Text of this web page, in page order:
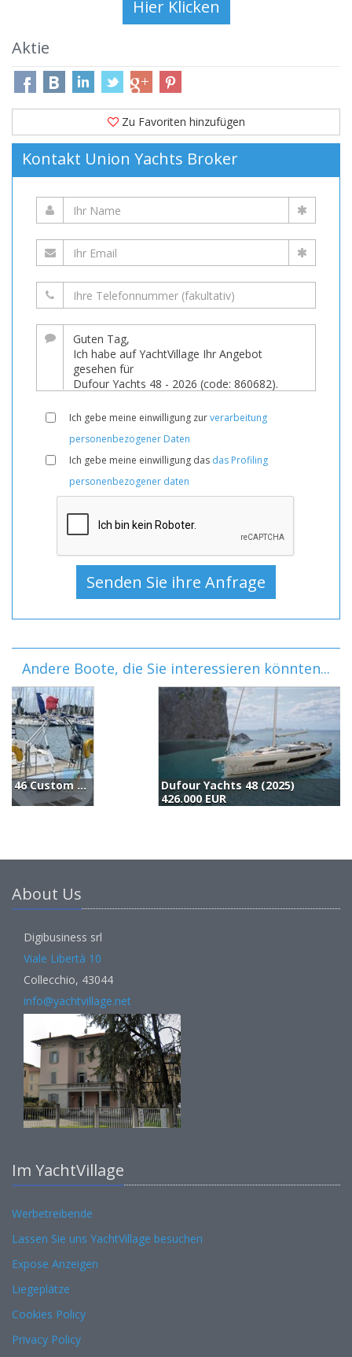
Aktie
Zu Favoriten hinzufügen
Kontakt Union Yachts Broker
Ich gebe meine einwilligung zurverarbeitung
personenbezogener Daten
Ich gebe meine einwilligung das das Profiling
personenbezogener daten
Andere Boote, die Sie interessieren könnten...
Dufour Yachts 48 (2025)
426.000 EUR
About Us
Digibusiness srl
Viale Libertà 10
Collecchio, 43044
info@yachtvillage.net
Im YachtVillage
Werbetreibende
Lassen Sie uns YachtVillage besuchen
Expose Anzeigen
Liegeplätze
Cookies Policy
Privacy Policy